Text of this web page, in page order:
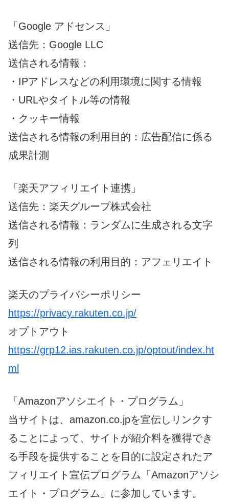
「Google アドセンス」
送信先：Google LLC
送信される情報：
・IPアドレスなどの利用環境に関する情報
・URLやタイトル等の情報
・クッキー情報
送信される情報の利用目的：広告配信に係る
成果計測
「楽天アフィリエイト連携」
送信先：楽天グループ株式会社
送信される情報：ランダムに生成される文字
列
送信される情報の利用目的：アフェリエイト
楽天のプライバシーポリシー
https://privacy.rakuten.co.jp/
オプトアウト
https://grp12.ias.rakuten.co.jp/optout/index.ht
ml
「Amazonアソシエイト・プログラム」
当サイトは、amazon.co.jpを宣伝しリンクす
ることによって、サイトが紹介料を獲得でき
る手段を提供することを目的に設定されたア
フィリエイト宣伝プログラム「Amazonアソシ
エイト・プログラム」に参加しています。